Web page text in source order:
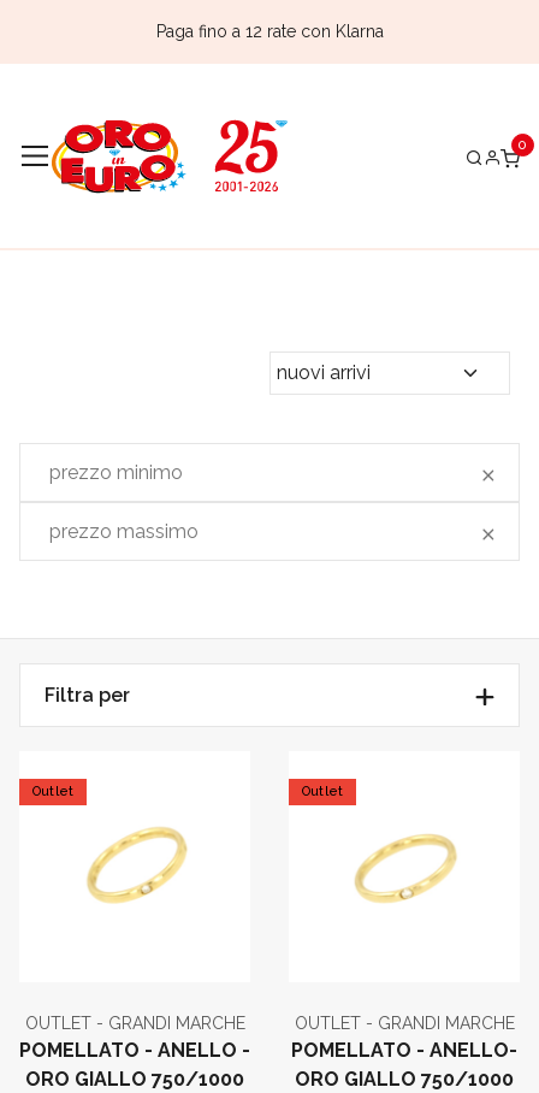
Paga fino a 12 rate con Klarna
Filtra per
Outlet
OUTLET - GRANDI MARCHE
POMELLATO - ANELLO -
ORO GIALLO 750/1000
Outlet
OUTLET - GRANDI MARCHE
POMELLATO - ANELLO-
ORO GIALLO 750/1000